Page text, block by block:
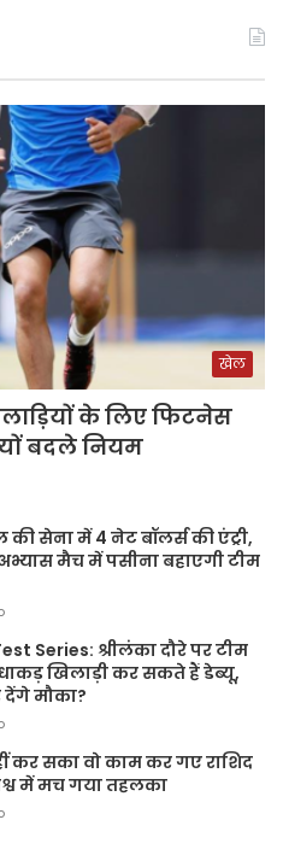
खेल
के लिए फिटनेस
बदले नियम
सेना में 4 नेट बॉलर्स की एंट्री,
मैच में पसीना बहाएगी टीम
Series: श्रीलंका दौरे पर टीम
खिलाड़ी कर सकते हैं डेब्यू,
मौका?
कर सका वो काम कर गए राशिद
में मच गया तहलका